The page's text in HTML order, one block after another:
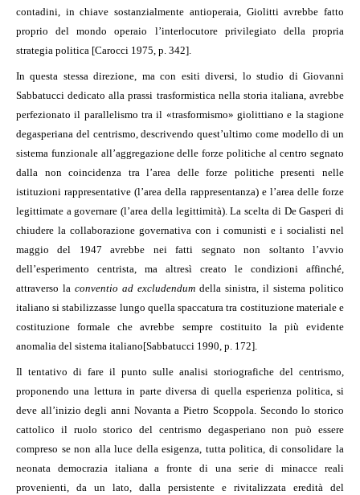
contadini, in chiave sostanzialmente antioperaia, Giolitti avrebbe fatto
proprio del mondo operaio l’interlocutore privilegiato della propria
strategia politica [Carocci 1975, p. 342].
In questa stessa direzione, ma con esiti diversi, lo studio di Giovanni
Sabbatucci dedicato alla prassi trasformistica nella storia italiana, avrebbe
perfezionato il parallelismo tra il «trasformismo» giolittiano e la stagione
degasperiana del centrismo, descrivendo quest’ultimo come modello di un
sistema funzionale all’aggregazione delle forze politiche al centro segnato
dalla non coincidenza tra l’area delle forze politiche presenti nelle
istituzioni rappresentative (l’area della rappresentanza) e l’area delle forze
legittimate a governare (l’area della legittimità). La scelta di De Gasperi di
chiudere la collaborazione governativa con i comunisti e i socialisti nel
maggio del 1947 avrebbe nei fatti segnato non soltanto l’avvio
dell’esperimento centrista, ma altresì creato le condizioni affinché,
attraverso la conventio ad excludendum della sinistra, il sistema politico
italiano si stabilizzasse lungo quella spaccatura tra costituzione materiale e
costituzione formale che avrebbe sempre costituito la più evidente
anomalia del sistema italiano[Sabbatucci 1990, p. 172].
Il tentativo di fare il punto sulle analisi storiografiche del centrismo,
proponendo una lettura in parte diversa di quella esperienza politica, si
deve all’inizio degli anni Novanta a Pietro Scoppola. Secondo lo storico
cattolico il ruolo storico del centrismo degasperiano non può essere
compreso se non alla luce della esigenza, tutta politica, di consolidare la
neonata democrazia italiana a fronte di una serie di minacce reali
provenienti, da un lato, dalla persistente e rivitalizzata eredità del